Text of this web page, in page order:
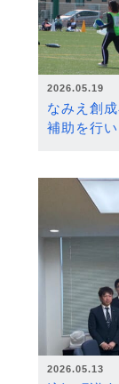
2026.05.19
なみえ創
補助を行
2026.05.13